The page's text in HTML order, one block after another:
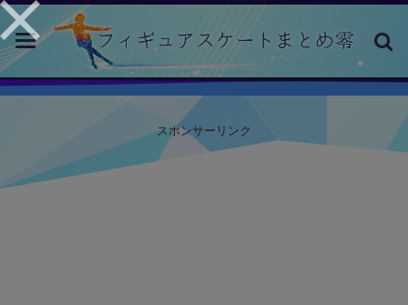
toggle
navigation
スポンサーリンク